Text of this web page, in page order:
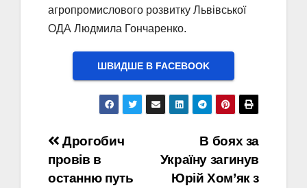
агропромислового розвитку Львівської
ОДА Людмила Гончаренко.
ШВИДШЕ В FACEBOOK
Навігація
записів
В боях за
Україну загинув
Юрій Хом’як з
Дрогобич
провів в
останню путь